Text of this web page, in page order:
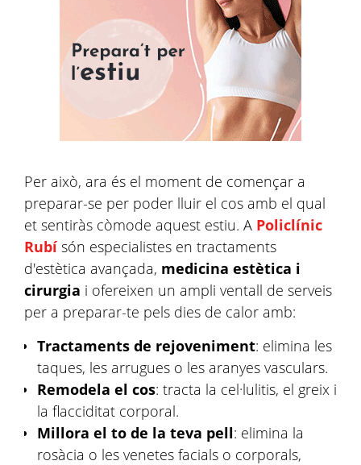
Per això, ara és el moment de començar a
preparar-se per poder lluir el cos amb el qual
et sentiràs còmode aquest estiu. A Policlínic
Rubí són especialistes en tractaments
d'estètica avançada, medicina estètica i
cirurgia i ofereixen un ampli ventall de serveis
per a preparar-te pels dies de calor amb:
Tractaments de rejoveniment: elimina les
taques, les arrugues o les aranyes vasculars.
Remodela el cos: tracta la cel·lulitis, el greix i
la flacciditat corporal.
Millora el to de la teva pell: elimina la
rosàcia o les venetes facials o corporals,